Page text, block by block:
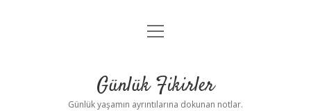
Anasayfa
Yasal Uyarı
menüyü
Günlük Fikirler
Günlük yaşamın ayrıntılarına dokunan notlar.